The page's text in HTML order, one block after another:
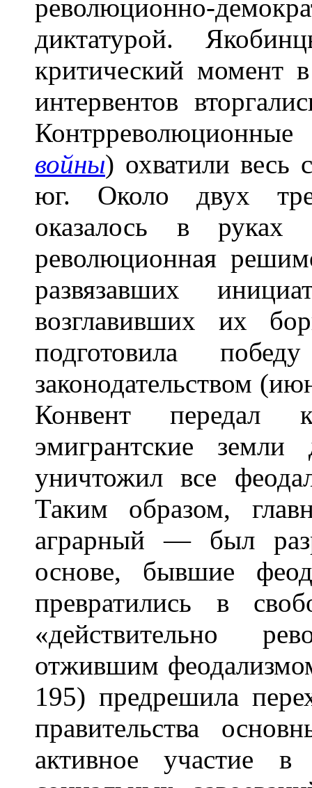
революционно-
диктатурой.
критический момент
интервентов
войны) охватили весь
юг. Около двух
оказалось в
революционная
развязавших
возглавивших их
подготовила
законодательством
Конвент передал
эмигрантские
уничтожил все
Таким образом,
аграрный — был
основе, бывшие
превратились в
«действительно
отжившим
195) предрешила
правительства
активное участие